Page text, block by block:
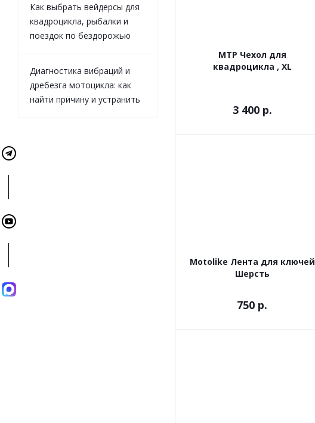
МТР Чехол для
квадроцикла , XL
3 400р.
Motolike Лента для ключей
Шерсть
750 р.
Как выбрать вейдерсы для
квадроцикла, рыбалки и
поездок по бездорожью
Диагностика вибраций и
дребезга мотоцикла: как
найти причину и устранить